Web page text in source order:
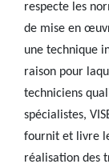
respecte les
de mise en
une technique
raison pour
techniciens
spécialistes,
fournit et livre
réalisation des